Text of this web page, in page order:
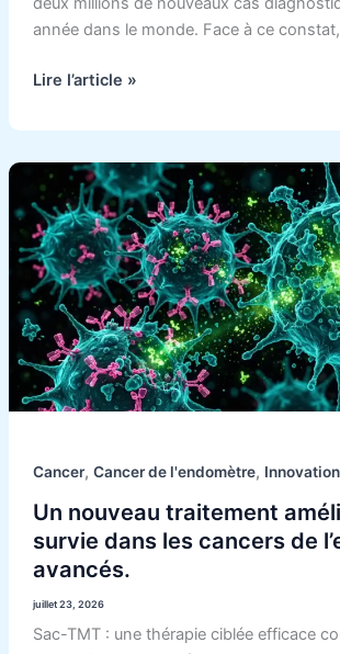
année dans le monde. Face à ce constat,
Lire l’article »
Cancer, Cancer de l'endomètre, Innovation
Un nouveau traitement
survie dans les cancers de
avancés.
juillet 23, 2026
Sac-TMT : une thérapie ciblée efficace
Un
nouveau
traitement
améliore
la
survie
dans
les
cancers
de
avancés.